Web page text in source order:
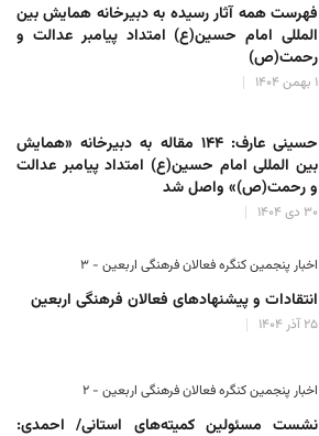
فهرست همه آثار رسیده به دبیرخانه همایش بین
المللی امام حسین(ع) امتداد پیامبر عدالت و
رحمت(ص)
۱ بهمن ۱۴۰۴
حسینی عارف: ۱۴۴ مقاله به دبیرخانه «همایش
بین المللی امام حسین(ع) امتداد پیامبر عدالت
و رحمت(ص)» واصل شد
۳۰ دی ۱۴۰۴
اخبار پنجمین کنگره فعالان فرهنگی اربعین - ۳
انتقادات و پیشنهادهای فعالان فرهنگی اربعین
۲۵ آذر ۱۴۰۴
اخبار پنجمین کنگره فعالان فرهنگی اربعین - ۲
نشست مسئولین کمیته‌های استانی/ احمدی: